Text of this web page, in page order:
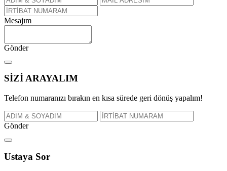
Mesajım
Gönder
SİZİARAYALIM
Telefon numaranızı bırakın en kısa sürede geri dönüş yapalım!
Gönder
Ustaya Sor